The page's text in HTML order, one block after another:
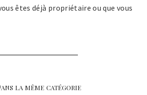
êtes déjà propriétaire ou que vous
la même catégorie